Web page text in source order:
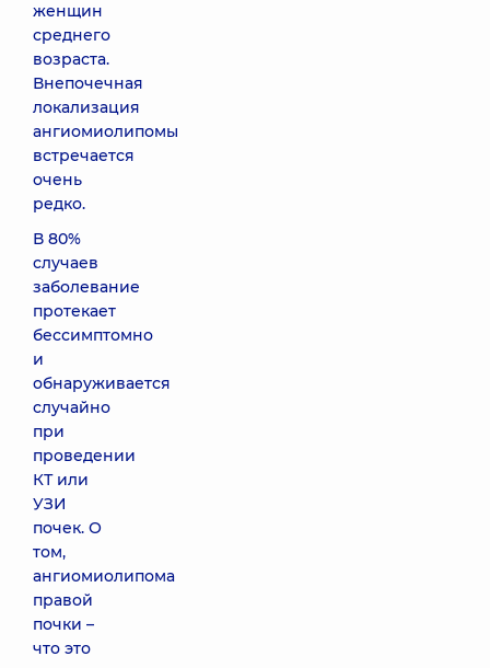
женщин
среднего
возраста.
Внепочечная
локализация
ангиомиолипомы
встречается
очень
редко.
В 80%
случаев
заболевание
протекает
бессимптомно
и
обнаруживается
случайно
при
проведении
КТ или
УЗИ
почек. О
том,
ангиомиолипома
правой
почки –
что это